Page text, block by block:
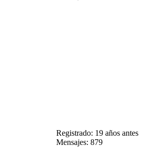
Registrado: 19 años antes
Mensajes: 879